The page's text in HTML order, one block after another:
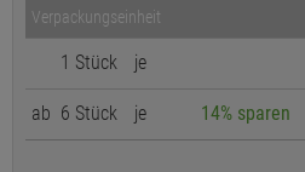
Verpackungseinheit
1 Stück je
ab 6 Stück je 14% sparen